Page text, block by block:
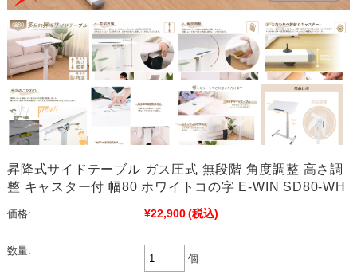
昇降式サイドテーブル ガス圧式 無段階 角度調整 高さ調
整 キャスター付 幅80 ホワイトコの字 E-WIN SD80-WH
価格: ¥22,900(税込)
数量:
個